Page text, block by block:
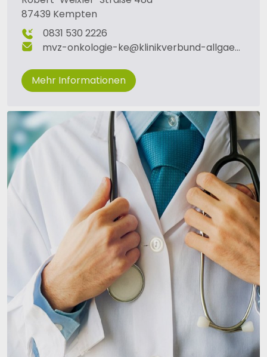
87439 Kempten
0831 530 2226
mvz-onkologie-ke@klinikverbund-allgaeu
Mehr Informationen